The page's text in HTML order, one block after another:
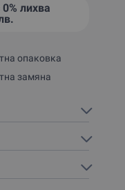
0% лихва
опаковка
замяна